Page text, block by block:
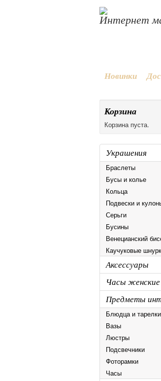
Интернет
Новинки
Корзина
Корзина пуста.
Украшения
Браслеты
Бусы и колье
Кольца
Подвески и
Серьги
Бусины
Венецианский
Каучуковые
Аксессуары
Часы женские
Предметы
Блюдца и тарелки
Вазы
Люстры
Подсвечники
Фоторамки
Часы